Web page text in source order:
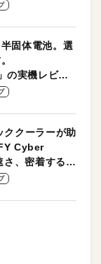
固体電池。選
の実機レビュ
ククーラーが助
Cyber
、密着する冷
性がグッド！